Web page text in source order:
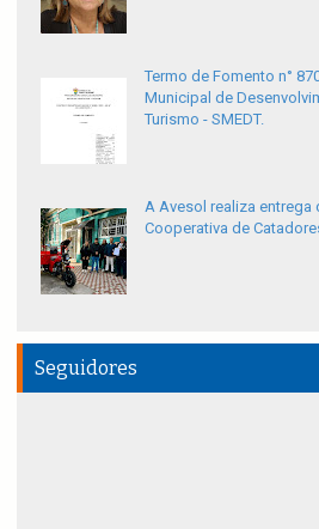
Termo de Fomento n°
Municipal de
Turismo - SMEDT.
A Avesol realiza entrega
Cooperativa de
Seguidores